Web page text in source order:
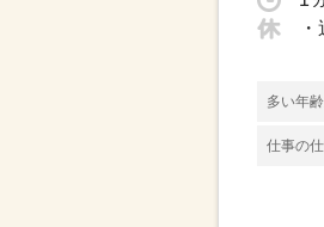
多い年
仕事の